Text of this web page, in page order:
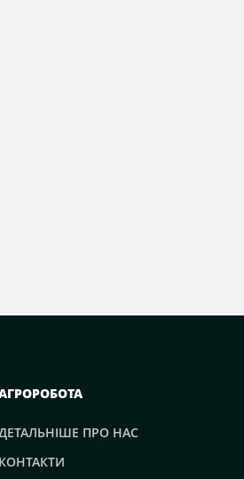
ПРО НАС
КОНТАКТИ